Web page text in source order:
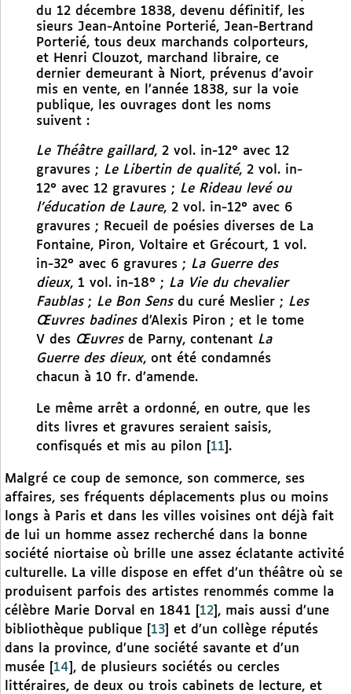
du 12 décembre 1838, devenu définitif, les
sieurs Jean-Antoine Porterié, Jean-Bertrand
Porterié, tous deux marchands colporteurs,
et Henri Clouzot, marchand libraire, ce
dernier demeurant à Niort, prévenus d’avoir
mis en vente, en l’année 1838, sur la voie
publique, les ouvrages dont les noms
suivent :
Le Théâtre gaillard, 2 vol. in-12° avec 12
gravures ; Le Libertin de qualité, 2 vol. in-
12° avec 12 gravures ; Le Rideau levé ou
l’éducation de Laure, 2 vol. in-12° avec 6
gravures ; Recueil de poésies diverses de La
Fontaine, Piron, Voltaire et Grécourt, 1 vol.
in-32° avec 6 gravures ; La Guerre des
dieux, 1 vol. in-18° ; La Vie du chevalier
Faublas; Le Bon Sensdu curé Meslier ; Les
Œuvres badinesd’Alexis Piron ; et le tome
V des Œuvresde Parny, contenant La
Guerre des dieux, ont été condamnés
chacun à 10 fr. d’amende.
Le même arrêt a ordonné, en outre, que les
dits livres et gravures seraient saisis,
confisqués et mis au pilon
11 .
Malgré ce coup de semonce, son commerce, ses
affaires, ses fréquents déplacements plus ou moins
longs à Paris et dans les villes voisines ont déjà fait
de lui un homme assez recherché dans la bonne
société niortaise où brille une assez éclatante activité
culturelle. La ville dispose en effet d’un théâtre où se
produisent parfois des artistes renommés comme la
célèbre Marie Dorval en 1841
12 , mais aussi d’une
bibliothèque publique
13
et d’un collège réputés
dans la province, d’une société savante et d’un
musée
14 , de plusieurs sociétés ou cercles
littéraires, de deux ou trois cabinets de lecture, et